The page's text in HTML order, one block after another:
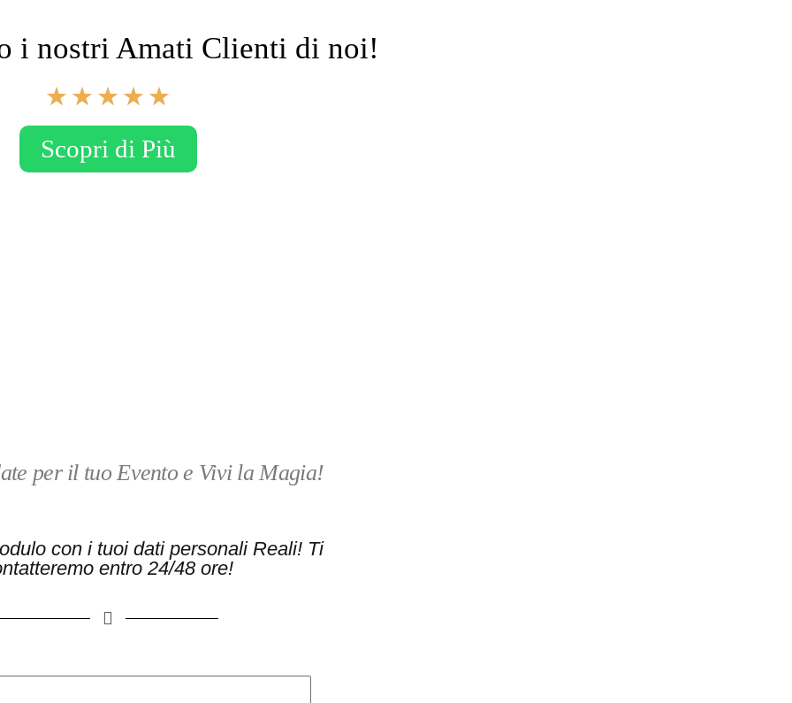
i nostri Amati Clienti di noi!
★ ★ ★ ★ ★
a
l
u
Scopri di Più
per il tuo Evento e Vivi la Magia!
con i tuoi dati personali Reali! Ti
entro 24/48 ore!